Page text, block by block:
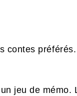
contes
jeu de mémo.